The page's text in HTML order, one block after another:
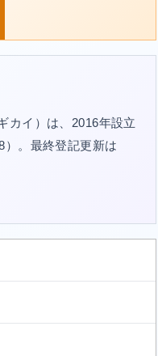
カイ）は、2016年設立
。最終登記更新は